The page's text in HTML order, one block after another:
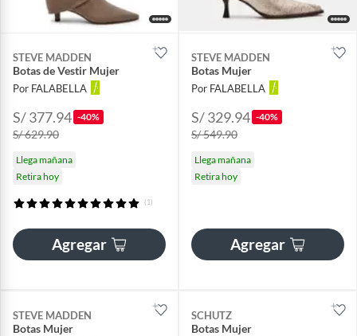
STEVE MADDEN
Botas de Vestir Mujer
Por FALABELLA
S/ 377.94 -40%
S/ 629.90
Llega mañana
Retira hoy
(1)
Agregar
STEVE MADDEN
Botas Mujer
Por FALABELLA
S/ 329.94 -40%
S/ 549.90
Llega mañana
Retira hoy
Agregar
STEVE MADDEN
Botas Mujer
SCHUTZ
Botas Mujer